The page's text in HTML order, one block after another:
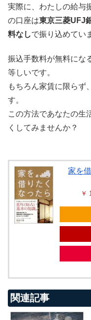
実際に、わたしの給与
の口座は東京三菱UFJ
料なしで振り込めてい
振込手数料が無料にな
等しいです。
もちろん家賃に限らず
す。
この方法であなたの生
くしてみませんか？
家を
￥
関連記事